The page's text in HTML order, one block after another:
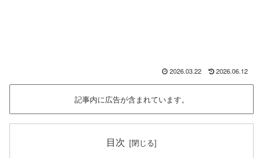
2026.03.22 2026.06.12
記事内に広告が含まれています。
目次